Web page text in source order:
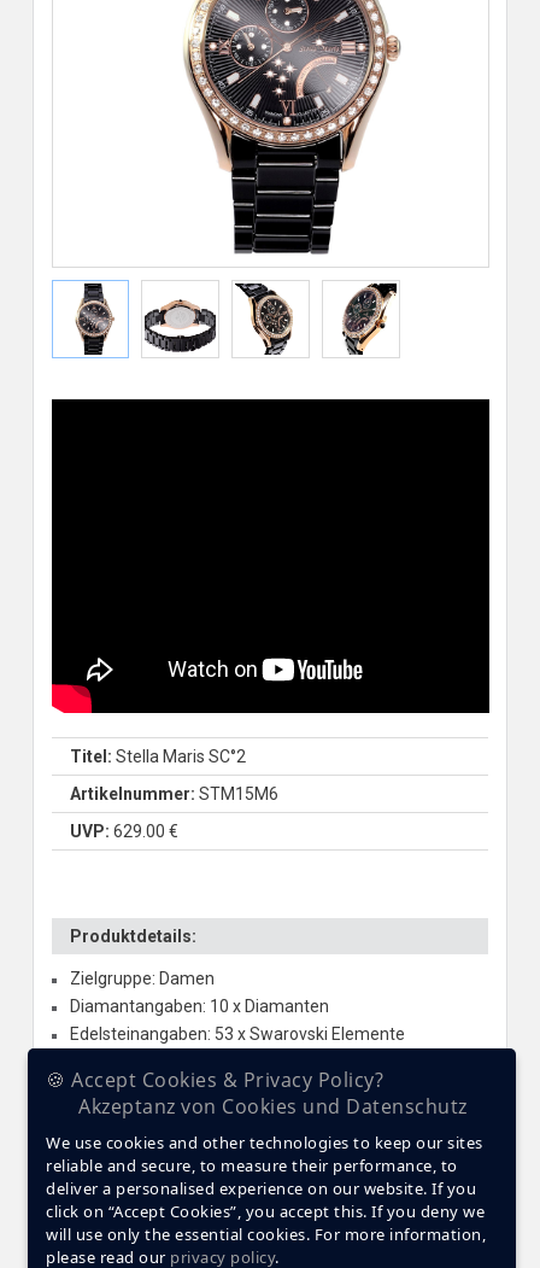
Titel: Stella Maris SC°2
Artikelnummer: STM15M6
UVP: 629.00 €
Produktdetails:
Zielgruppe: Damen
Diamantangaben: 10 x Diamanten
Edelsteinangaben: 53 x Swarovski Elemente
Gehäusematerial: Edelstahl - IPG Rotgold
Gehäusegröße: 42 mm
Werk: Quarz
Besondere Funktionen: Kalender; Tag-Datum; 24h-
Anzeige
Armbandmaterial: Premium Keramik
Wasserdichte ATM: 5
🍪 Accept Cookies & Privacy Policy?
Akzeptanz von Cookies und Datenschutz
We use cookies and other technologies to keep our sites
reliable and secure, to measure their performance, to
deliver a personalised experience on our website. If you
click on “Accept Cookies”, you accept this. If you deny we
will use only the essential cookies. For more information,
please read our privacy policy.